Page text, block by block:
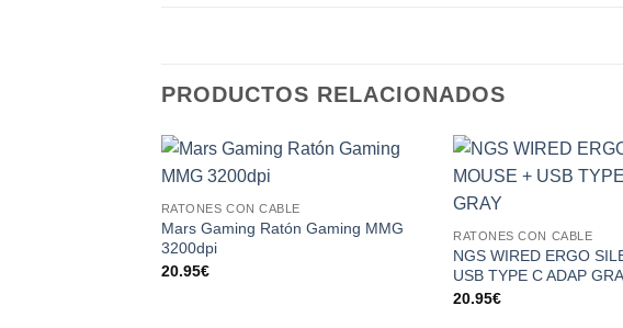
PRODUCTOS RELACIONADOS
RATONES CON CABLE
Mars Gaming Ratón Gaming MMG
3200dpi
20.95€
RATONES CON CABLE
NGS WIRED ERGO
USB TYPE C ADAP
20.95€